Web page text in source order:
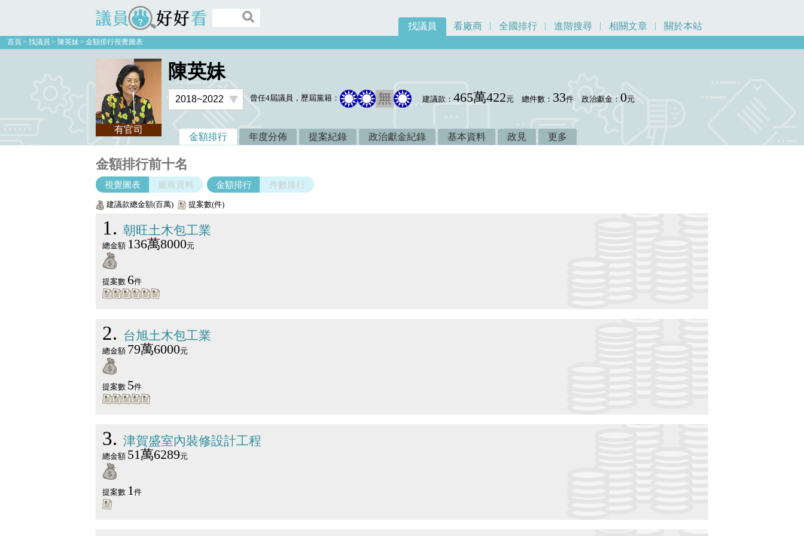
議員好好看
找議員 看廠商 全國排行 進階搜尋 相關文章 關於本站
首頁 找議員 陳英妹 金額排行視覺圖表
有官司
陳英妹
曾任4屆議員，歷屆黨籍： 建議款：465萬422元 總件數： 33件 政治獻金：0元
金額排行 年度分佈 提案紀錄 政治獻金紀錄 基本資料 政見 更多
金額排行前十名
視覺圖表 廠商資料 金額排行 件數排行
建議款總金額(百萬) 提案數(件)
1 朝旺土木包工業
總金額 136萬8000元
提案數 6件
2 台旭土木包工業
總金額 79萬6000元
提案數 5件
3 津賀盛室內裝修設計工程
總金額 51萬6289元
提案數 1件